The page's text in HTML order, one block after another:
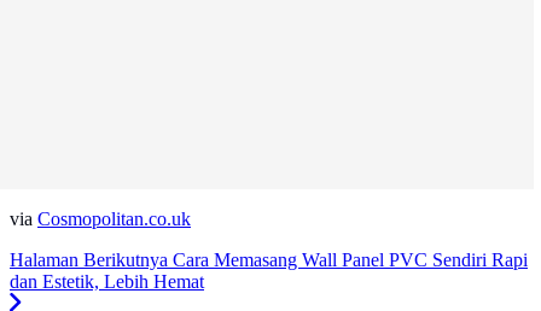
via Cosmopolitan.co.uk
Halaman Berikutnya Cara Memasang Wall Panel PVC Sendiri Rapi
dan Estetik, Lebih Hemat